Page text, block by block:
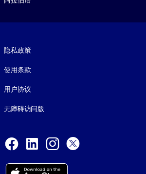
隐私政策
使用条款
用户协议
无障碍访问版
Facebook
LinkedInInstagram